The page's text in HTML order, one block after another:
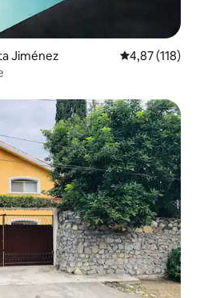
Jiménez Évaluation
4,87 (118)